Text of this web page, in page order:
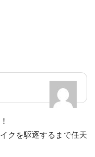
クを駆逐するまで任天